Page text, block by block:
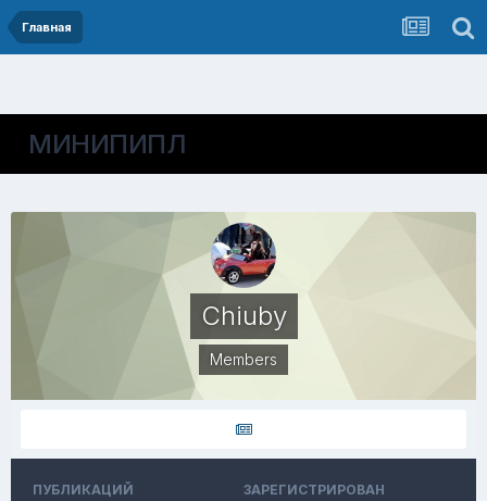
Главная
МИНИПИПЛ
Chiuby
Members
ПУБЛИКАЦИЙ ЗАРЕГИСТРИРОВАН